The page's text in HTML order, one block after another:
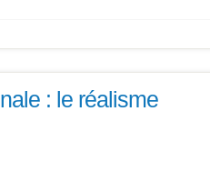
: le réalisme